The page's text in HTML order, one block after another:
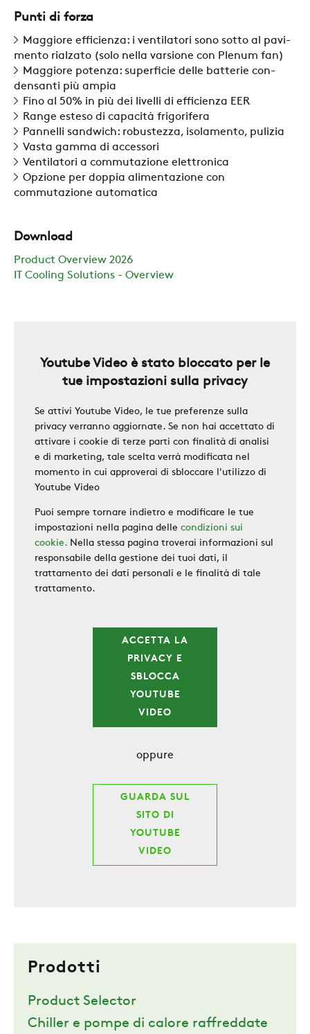
REFERENZE
NEWS
CONTATTI
SOSTENIBILITÀ
CAREER
SWEGON
Punti di forza
Maggiore efficienza: i ventilatori sono sotto al pavi-
mento rialzato (solo nella varsione con Plenum fan)
Maggiore potenza: superficie delle batterie con-
densanti più ampia
Fino al 50% in più dei livelli di efficienza EER
Range esteso di capacità frigorifera
Pannelli sandwich: robustezza, isolamento, pulizia
Vasta gamma di accessori
Ventilatori a commutazione elettronica
Opzione per doppia alimentazione con
commutazione automatica
Download
Product Overview 2026
IT Cooling Solutions - Overview
Youtube Video è stato bloccato per le
tue impostazioni sulla privacy
Se attivi Youtube Video, le tue preferenze sulla
privacy verranno aggiornate. Se non hai accettato di
attivare i cookie di terze parti con finalità di analisi
e di marketing, tale scelta verrà modificata nel
momento in cui approverai di sbloccare l'utilizzo di
Youtube Video
Puoi sempre tornare indietro e modificare le tue
impostazioni nella pagina delle condizioni sui
cookie. Nella stessa pagina troverai informazioni sul
responsabile della gestione dei tuoi dati, il
trattamento dei dati personali e le finalità di tale
trattamento.
ACCETTA LA
PRIVACY E
SBLOCCA
YOUTUBE
VIDEO
oppure
GUARDA SUL
SITO DI
YOUTUBE
VIDEO
Prodotti
Product Selector
Chiller e pompe di calore raffreddate